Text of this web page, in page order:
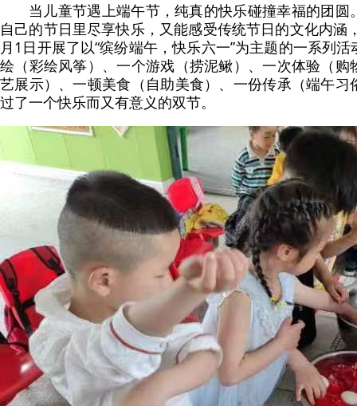
当儿童节遇上端午节，纯真的快乐碰撞幸福的团圆
自己的节日里尽享快乐，又能感受传统节日的文化内
月1日开展了以“缤纷端午，快乐六一”为主题的一系列
绘（彩绘风筝）、一个游戏（捞泥鳅）、一次体验（购
艺展示）、一顿美食（自助美食）、一份传承（端午习
过了一个快乐而又有意义的双节。